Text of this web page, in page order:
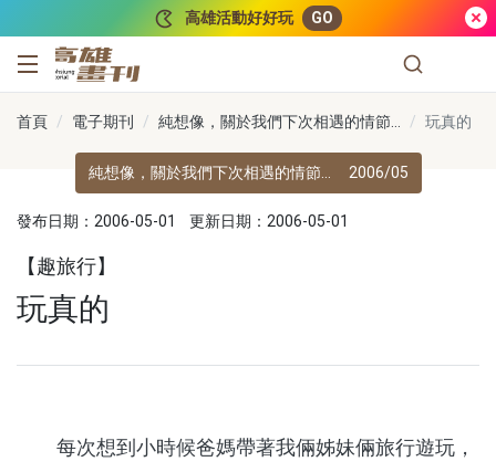
高雄活動好好玩 GO
高雄畫刊
首頁 電子期刊 純想像，關於我們下次相遇的情節… 玩真的
純想像，關於我們下次相遇的情節… 2006/05
發布日期：2006-05-01 更新日期：2006-05-01
【趣旅行】
玩真的
每次想到小時候爸媽帶著我倆姊妹倆旅行遊玩，